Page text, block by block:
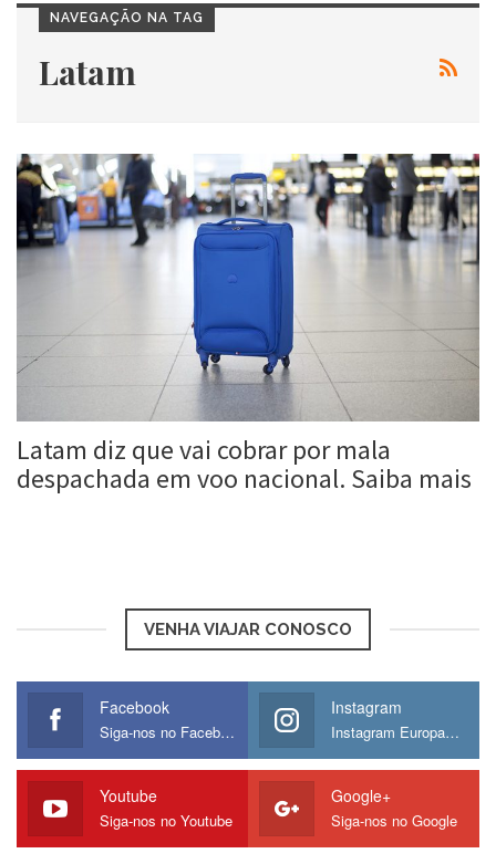
NAVEGAÇÃO NA TAG
Latam
Latam diz que vai cobrar por mala
despachada em voo nacional. Saiba mais
VENHA VIAJAR CONOSCO
Facebook
Siga-nos no Facebook
Instagram
Instagram Europamos
Youtube
Siga-nos no Youtube
Google+
Siga-nos no Google